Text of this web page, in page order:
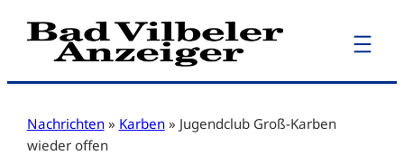
Zum
Inhalt
Nachrichten » Karben » Jugendclub Groß-Karben
wieder offen